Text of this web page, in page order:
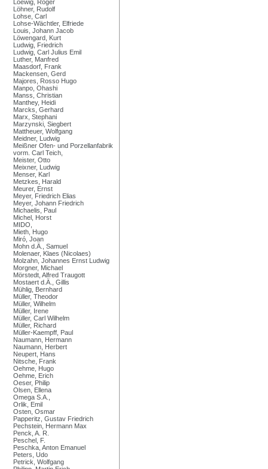
Loewig, Roger
Löhner, Rudolf
Lohse, Carl
Lohse-Wächtler, Elfriede
Louis, Johann Jacob
Löwengard, Kurt
Ludwig, Friedrich
Ludwig, Carl Julius Emil
Luther, Manfred
Maasdorf, Frank
Mackensen, Gerd
Majores, Rosso Hugo
Manpo, Ohashi
Manss, Christian
Manthey, Heidi
Marcks, Gerhard
Marx, Stephani
Marzynski, Siegbert
Mattheuer, Wolfgang
Meidner, Ludwig
Meißner Ofen- und Porzellanfabrik
vorm. Carl Teich,
Meister, Otto
Meixner, Ludwig
Menser, Karl
Metzkes, Harald
Meurer, Ernst
Meyer, Friedrich Elias
Meyer, Johann Friedrich
Michaelis, Paul
Michel, Horst
MIDO,
Mieth, Hugo
Miró, Joan
Mohn d.Ä., Samuel
Molenaer, Klaes (Nicolaes)
Molzahn, Johannes Ernst Ludwig
Morgner, Michael
Mörstedt, Alfred Traugott
Mostaert d.Ä., Gillis
Mühlig, Bernhard
Müller, Theodor
Müller, Wilhelm
Müller, Irene
Müller, Carl Wilhelm
Müller, Richard
Müller-Kaempff, Paul
Naumann, Hermann
Naumann, Herbert
Neupert, Hans
Nitsche, Frank
Oehme, Hugo
Oehme, Erich
Oeser, Philip
Olsen, Ellena
Omega S.A.,
Orlik, Emil
Osten, Osmar
Papperitz, Gustav Friedrich
Pechstein, Hermann Max
Penck, A. R.
Peschel, F.
Peschka, Anton Emanuel
Peters, Udo
Petrick, Wolfgang